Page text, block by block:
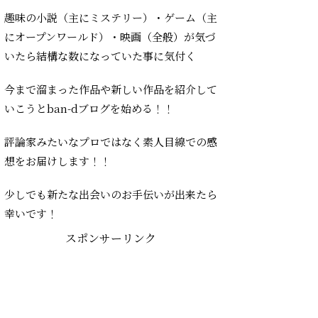
趣味の小説（主にミステリー）・ゲーム（主
にオープンワールド）・映画（全般）が気づ
いたら結構な数になっていた事に気付く
今まで溜まった作品や新しい作品を紹介して
いこうとban-dブログを始める！！
評論家みたいなプロではなく素人目線での感
想をお届けします！！
少しでも新たな出会いのお手伝いが出来たら
幸いです！
スポンサーリンク